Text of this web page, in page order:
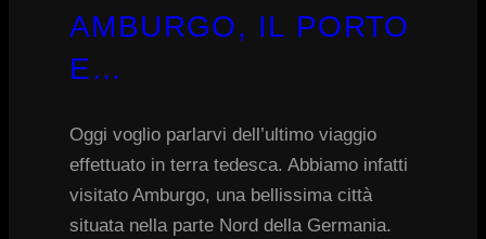
AMBURGO, IL PORTO
E…
Oggi voglio parlarvi dell’ultimo viaggio
effettuato in terra tedesca. Abbiamo infatti
visitato Amburgo, una bellissima città
situata nella parte Nord della Germania.